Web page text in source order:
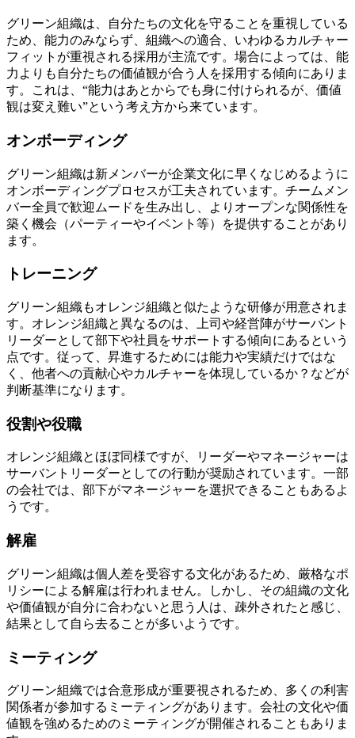
グリーン組織は、自分たちの文化を守ることを重視している
ため、能力のみならず、組織への適合、いわゆるカルチャー
フィットが重視される採用が主流です。場合によっては、能
力よりも自分たちの価値観が合う人を採用する傾向にありま
す。これは、“能力はあとからでも身に付けられるが、価値
観は変え難い”という考え方から来ています。
オンボーディング
グリーン組織は新メンバーが企業文化に早くなじめるように
オンボーディングプロセスが工夫されています。チームメン
バー全員で歓迎ムードを生み出し、よりオープンな関係性を
築く機会（パーティーやイベント等）を提供することがあり
ます。
トレーニング
グリーン組織もオレンジ組織と似たような研修が用意されま
す。オレンジ組織と異なるのは、上司や経営陣がサーバント
リーダーとして部下や社員をサポートする傾向にあるという
点です。従って、昇進するためには能力や実績だけではな
く、他者への貢献心やカルチャーを体現しているか？などが
判断基準になります。
役割や役職
オレンジ組織とほぼ同様ですが、リーダーやマネージャーは
サーバントリーダーとしての行動が奨励されています。一部
の会社では、部下がマネージャーを選択できることもあるよ
うです。
解雇
グリーン組織は個人差を受容する文化があるため、厳格なポ
リシーによる解雇は行われません。しかし、その組織の文化
や価値観が自分に合わないと思う人は、 疎外されたと感じ、
結果として自ら去ることが多いようです。
ミーティング
グリーン組織では合意形成が重要視されるため、多くの利害
関係者が参加するミーティングがあります。会社の文化や価
値観を強めるためのミーティングが開催されることもありま